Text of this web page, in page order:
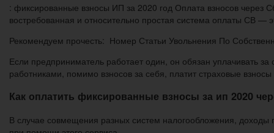
: фиксированные взносы ИП за 2020 год Оплата взносов через
востребованная и относительно простая система оплаты СВ —
Рекомендуем прочесть: Номер Статьи Увольнения По
Если предприниматель работает один, он обязан уплачивать
работниками, помимо взносов за себя, платит страховые
Как оплатить фиксированные взносы за ип 2020
В случае совмещения разных систем налогообложения,